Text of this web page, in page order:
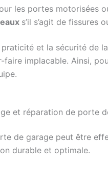
les portes motorisées
s’il s’agit de fissures
et la sécurité de
implacable. Ainsi,
et réparation de porte
de garage peut être
durable et optimale.